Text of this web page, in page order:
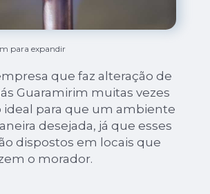
para expandir
que faz alteração de
Guaramirim muitas vezes
ideal para que um ambiente
desejada, já que esses
dispostos em locais que
o morador.